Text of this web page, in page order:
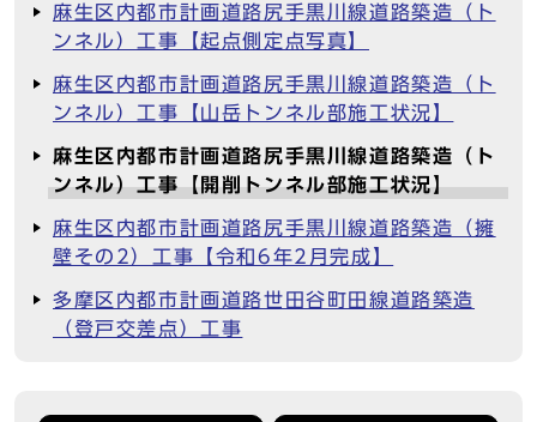
麻生区内都市計画道路尻手黒川線道路築造（ト
ンネル）工事【起点側定点写真】
麻生区内都市計画道路尻手黒川線道路築造（ト
ンネル）工事【山岳トンネル部施工状況】
麻生区内都市計画道路尻手黒川線道路築造（ト
ンネル）工事【開削トンネル部施工状況】
麻生区内都市計画道路尻手黒川線道路築造（擁
壁その2）工事【令和6年2月完成】
多摩区内都市計画道路世田谷町田線道路築造
（登戸交差点）工事